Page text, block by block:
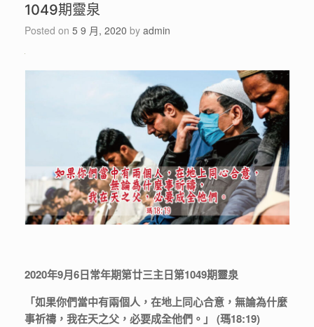
1049期靈泉
Posted on 5 9 月, 2020 by admin
2020年9月6日常年期第廿三主日第1049期靈泉
「如果你們當中有兩個人，在地上同心合意，無論為什麼
事祈禱，我在天之父，必要成全他們 。」 (瑪18:19)